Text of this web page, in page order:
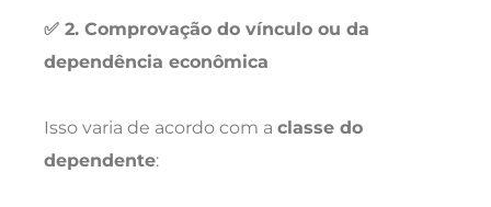
✅ 2. Comprovação do vínculo ou da
dependência econômica
Isso varia de acordo com a classe do
dependente: